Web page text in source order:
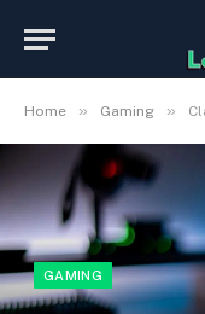
Home » Gaming »
GAMING